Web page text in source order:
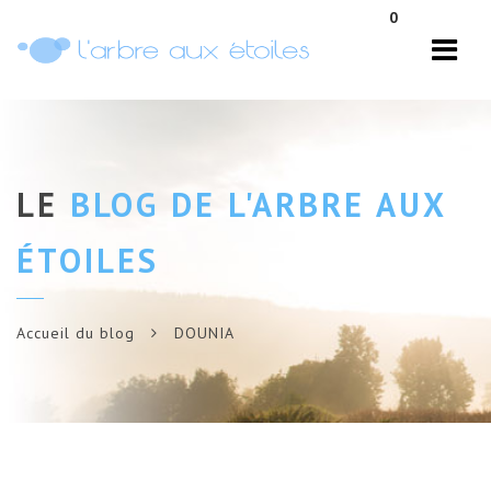
0
LE BLOG DE L'ARBRE AUX
ÉTOILES
Accueil du blog DOUNIA